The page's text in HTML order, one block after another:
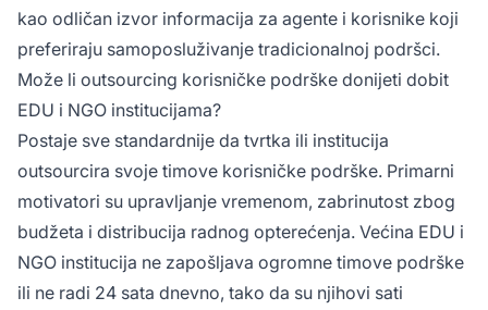
kao odličan izvor informacija za agente i korisnike koji
preferiraju samoposluživanje tradicionalnoj podršci.
Može li outsourcing korisničke podrške donijeti dobit
EDU i NGO institucijama?
Postaje sve standardnije da tvrtka ili institucija
outsourcira svoje timove korisničke podrške. Primarni
motivatori su upravljanje vremenom, zabrinutost zbog
budžeta i distribucija radnog opterećenja. Većina EDU i
NGO institucija ne zapošljava ogromne timove podrške
ili ne radi 24 sata dnevno, tako da su njihovi sati